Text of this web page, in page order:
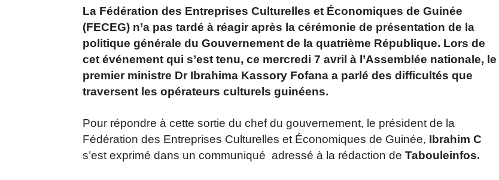
La Fédération des Entreprises Culturelles et Économiques de Guinée
(FECEG) n’a pas tardé à réagir après la cérémonie de présentation de la
politique générale du Gouvernement de la quatrième République. Lors de
cet événement qui s’est tenu, ce mercredi 7 avril à l’Assemblée nationale, le
premier ministre Dr Ibrahima Kassory Fofana a parlé des difficultés que
traversent les opérateurs culturels guinéens.
Pour répondre à cette sortie du chef du gouvernement, le président de la
Fédération des Entreprises Culturelles et Économiques de Guinée, Ibrahim C
s’est exprimé dans un communiqué adressé à la rédaction de Tabouleinfos.